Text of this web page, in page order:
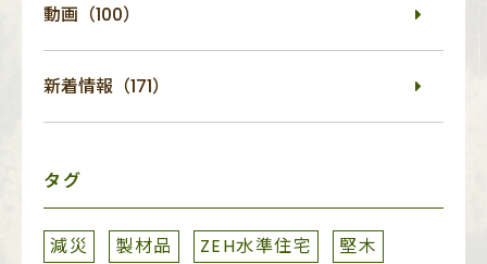
動画（100）
新着情報（171）
タグ
減災 製材品 ZEH水準住宅
堅木